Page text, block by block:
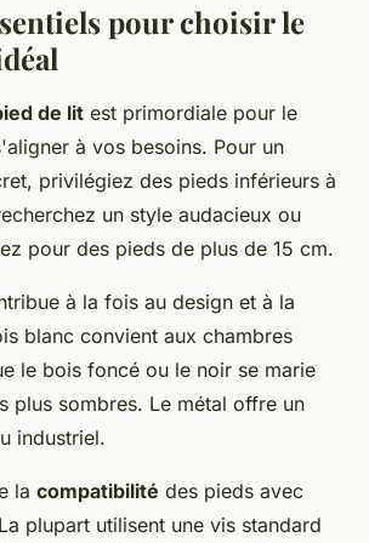
pour choisir le
de lit est primordiale pour le
à vos besoins. Pour un
privilégiez des pieds inférieurs à
un style audacieux ou
pour des pieds de plus de 15 cm.
à la fois au design et à la
blanc convient aux chambres
le bois foncé ou le noir se marie
plus sombres. Le métal offre un
industriel.
la compatibilité des pieds avec
plupart utilisent une vis standard